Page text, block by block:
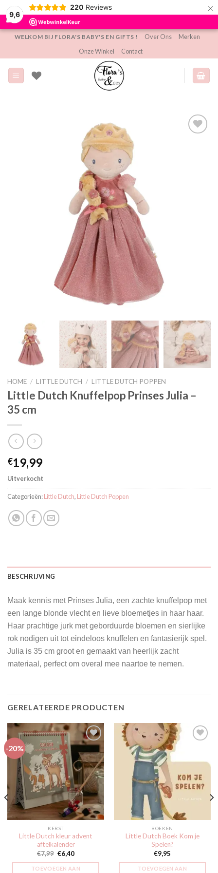
9,6
220 Reviews ×
inhoud
WELKOM BIJ FLORA'S BABY'S EN GIFTS ! Over Ons
Merken
Onze Winkel
Contact
HOME / LITTLE DUTCH / LITTLE DUTCH POPPEN
Little Dutch Knuffelpop Prinses Julia –
35 cm
€19,99
Uitverkocht
Categorieën:Little Dutch, Little Dutch Poppen
BESCHRIJVING
Maak kennis met Prinses Julia, een zachte knuffelpop met
een lange blonde vlecht en lieve bloemetjes in haar haar.
Haar prachtige jurk met geborduurde bloemen en sierlijke
rok nodigen uit tot eindeloos knuffelen en fantasierijk spel.
Julia is 35 cm groot en gemaakt van heerlijk zacht
materiaal, perfect om overal mee naartoe te nemen.
GERELATEERDE PRODUCTEN
-20%
Toevoegen
aan
verlanglijst
KERST
Little Dutch kleur advent
aftelkalender
€7,99 Oorspronkelijke
prijs
was:
€6,40Huidige
is:
TOEVOEGEN AAN
Toevoegen
verlanglijst
BOEKEN
Little Dutch Boek Kom je
Spelen?
€9,95
TOEVOEGEN AAN